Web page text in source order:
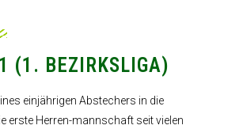
(1. BEZIRKSLIGA)
einjährigen Abstechers in die
erste Herren-mannschaft seit vielen